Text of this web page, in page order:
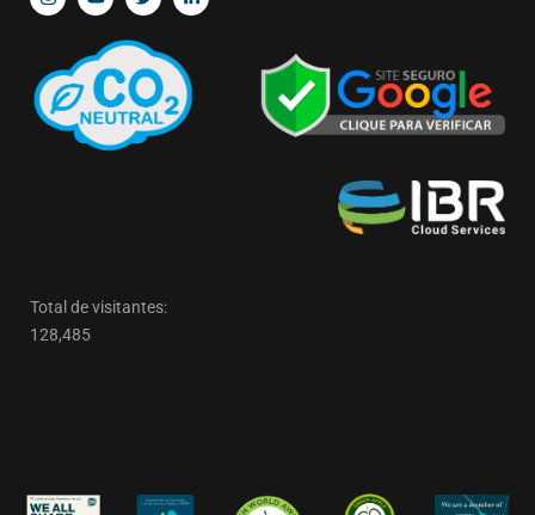
Total de visitantes:
128,485